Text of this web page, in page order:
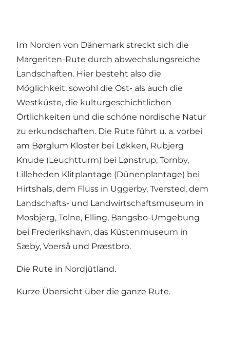
Im Norden von Dänemark streckt sich die
Margeriten-Rute durch abwechslungsreiche
Landschaften. Hier besteht also die
Möglichkeit, sowohl die Ost- als auch die
Westküste, die kulturgeschichtlichen
Örtlichkeiten und die schöne nordische Natur
zu erkundschaften. Die Rute führt u. a. vorbei
am Børglum Kloster bei Løkken, Rubjerg
Knude (Leuchtturm) bei Lønstrup, Tornby,
Lilleheden Klitplantage (Dünenplantage) bei
Hirtshals, dem Fluss in Uggerby, Tversted, dem
Landschafts- und Landwirtschaftsmuseum in
Mosbjerg, Tolne, Elling, Bangsbo-Umgebung
bei Frederikshavn, das Küstenmuseum in
Sæby, Voerså und Præstbro.
Die Rute in Nordjütland.
Kurze Übersicht über die ganze Rute.